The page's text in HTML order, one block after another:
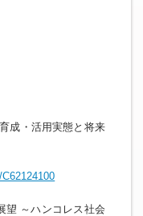
成・活用実態と将来
望 ～ハンコレス社会